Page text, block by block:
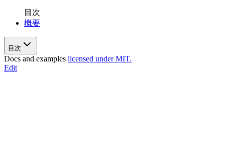
目次
概要
目次
Docs and examples licensed under MIT.
Edit